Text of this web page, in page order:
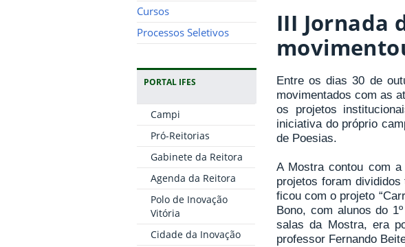
Cursos
Processos Seletivos
PORTAL IFES
Campi
Pró-Reitorias
Gabinete da Reitora
Agenda da Reitora
Polo de Inovação
Vitória
Cidade da Inovação
III Jornada
Entre os dias 30 de
movimentados com as
os projetos
iniciativa do próprio
de Poesias.
A Mostra contou com
projetos foram
ficou com o projeto
Bono, com alunos do
salas da Mostra, era
professor Fernando